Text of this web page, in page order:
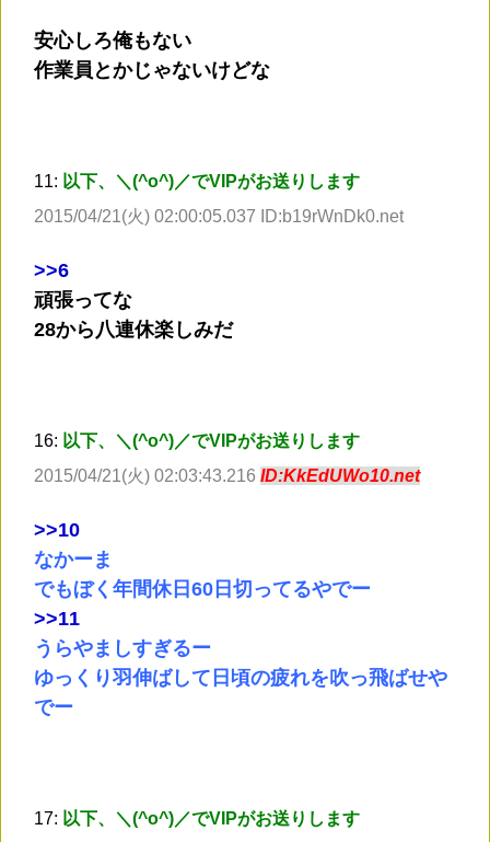
安心しろ俺もない
作業員とかじゃないけどな
11: 以下、＼(^o^)／でVIPがお送りします
2015/04/21(火) 02:00:05.037 ID:b19rWnDk0.net
>>6
頑張ってな
28から八連休楽しみだ
16: 以下、＼(^o^)／でVIPがお送りします
2015/04/21(火) 02:03:43.216 ID:KkEdUWo10.net
>>10
なかーま
でもぼく年間休日60日切ってるやでー
>>11
うらやましすぎるー
ゆっくり羽伸ばして日頃の疲れを吹っ飛ばせや
でー
17: 以下、＼(^o^)／でVIPがお送りします